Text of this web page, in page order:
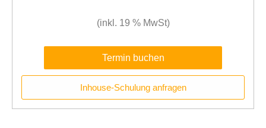
(inkl. 19 % MwSt)
Termin buchen
Inhouse-Schulung anfragen